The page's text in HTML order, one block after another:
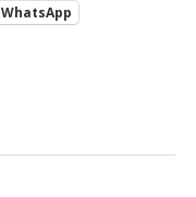
WhatsApp